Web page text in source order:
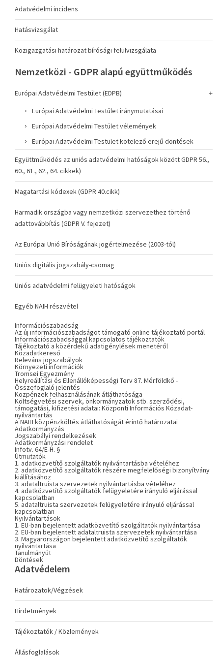
Adatvédelmi incidens
Hatásvizsgálat
Közigazgatási határozat bírósági felülvizsgálata
Nemzetközi - GDPR alapú együttműködés
Európai Adatvédelmi Testület (EDPB)
Európai Adatvédelmi Testület iránymutatásai
Európai Adatvédelmi Testület vélemények
Európai Adatvédelmi Testület kötelező erejű döntések
Együttműködés az uniós adatvédelmi hatóságok között GDPR 56.,
60., 61., 62., 64. cikkek)
Magatartási kódexek (GDPR 40.cikk)
Harmadik országba vagy nemzetközi szervezethez történő
adattovábbítás (GDPR V. fejezet)
Az Európai Unió Bíróságának jogértelmezése (2003-tól)
Uniós digitális jogszabály-csomag
Uniós adatvédelmi felügyeleti hatóságok
Egyéb NAIH részvétel
Információszabadság
Az új információszabadságot támogató online tájékoztató portál
Információszabadsággal kapcsolatos tájékoztatók
Tájékoztató a közérdekű adatigénylések menetéről
Közadatkereső
Releváns jogszabályok
Környezeti információk
Tromsøi Egyezmény
Helyreállítási és Ellenállóképességi Terv 87. Mérföldkő -
Összefoglaló jelentés
Közpénzek felhasználásának átláthatósága
Költségvetési szervek, önkormányzatok stb. szerződési,
támogatási, kifizetési adatai: Központi Információs Közadat-
nyilvántartás
A NAIH közpénzköltés átláthatóságát érintő határozatai
Adatkormányzás
Jogszabályi rendelkezések
Adatkormányzási rendelet
Infotv. 64/E-H. §
Útmutatók
1. adatközvetítő szolgáltatók nyilvántartásba vételéhez
2. adatközvetítő szolgáltatók részére megfelelőségi bizonyítvány
kiállításához
3. adataltruista szervezetek nyilvántartásba vételéhez
4. adatközvetítő szolgáltatók felügyeletére irányuló eljárással
kapcsolatban
5. adataltruista szervezetek felügyeletére irányuló eljárással
kapcsolatban
Nyilvántartások
1. EU-ban bejelentett adatközvetítő szolgáltatók nyilvántartása
2. EU-ban bejelentett adataltruista szervezetek nyilvántartása
3. Magyarországon bejelentett adatközvetítő szolgáltatók
nyilvántartása
Tanulmányút
Döntések
Adatvédelem
Határozatok/Végzések
Hirdetmények
Tájékoztatók / Közlemények
Állásfoglalások